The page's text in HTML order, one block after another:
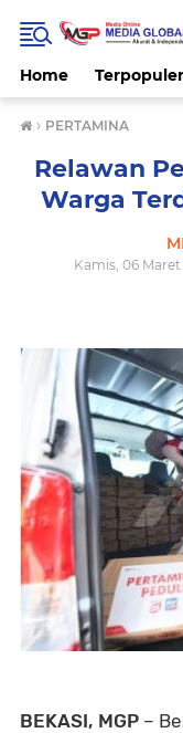
Home Terpopuler
› PERTAMINA
Relawan
Warga
Kamis, 06 Maret
BEKASI, MGP –